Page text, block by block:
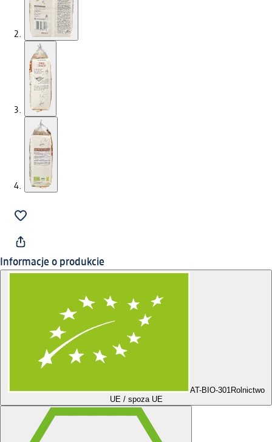
Informacje o produkcie
AT-BIO-301Rolnictwo
UE / spoza UE